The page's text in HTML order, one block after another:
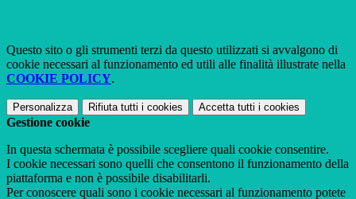
Questo sito o gli strumenti terzi da questo utilizzati si avvalgono di
cookie necessari al funzionamento ed utili alle finalità illustrate nella
COOKIE POLICY.
Personalizza Rifiuta tutti i cookies Accetta tutti i cookies
Gestione cookie
In questa schermata è possibile scegliere quali cookie consentire.
I cookie necessari sono quelli che consentono il funzionamento della
piattaforma e non è possibile disabilitarli.
Per conoscere quali sono i cookie necessari al funzionamento potete